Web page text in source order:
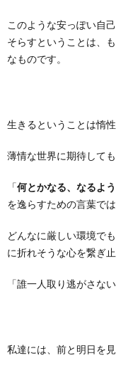
このような安っぽい自
そらすということは、
なものです。
生きるということは惰
薄情な世界に期待して
「何とかなる、なるよ
を逸らすための言葉では
どんなに厳しい環境で
に折れそうな心を繋ぎ
「誰一人取り逃がさな
私達には、前と明日を